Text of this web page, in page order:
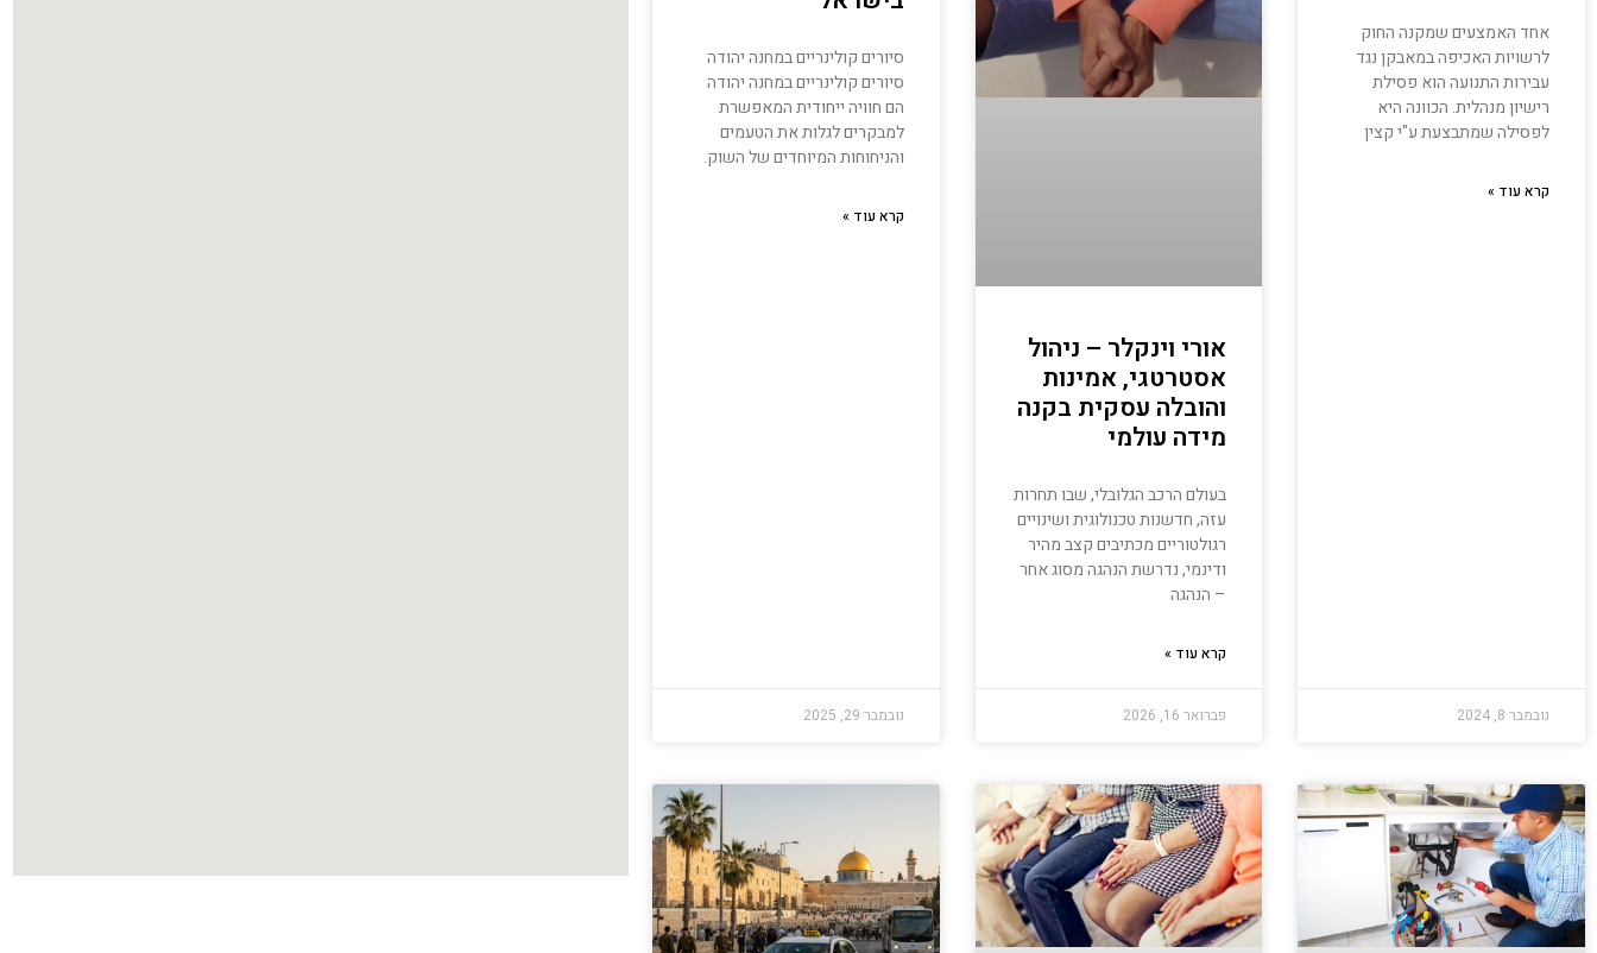
אחד האמצעים שמקנה החוק
לרשויות האכיפה במאבקן נגד
עבירות התנועה הוא פסילת
רישיון מנהלית. הכוונה היא
לפסילה שמתבצעת ע"י קצין
קרא עוד »
נובמבר 8, 2024
אורי וינקלר – ניהול
אסטרטגי, אמינות
והובלה עסקית בקנה
מידה עולמי
בעולם הרכב הגלובלי, שבו תחרות
עזה, חדשנות טכנולוגית ושינויים
רגולטוריים מכתיבים קצב מהיר
ודינמי, נדרשת הנהגה מסוג אחר
– הנהגה
קרא עוד »
פברואר 16, 2026
סיורים קולינריים במחנה יהודה
סיורים קולינריים במחנה יהודה
הם חוויה ייחודית המאפשרת
למבקרים לגלות את הטעמים
והניחוחות המיוחדים של השוק.
קרא עוד »
נובמבר 29, 2025